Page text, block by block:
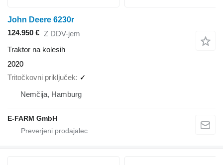
John Deere 6230r
124.950 € Z DDV-jem
Traktor na kolesih
2020
Tritočkovni priključek
✓
Nemčija, Hamburg
E-FARM GmbH